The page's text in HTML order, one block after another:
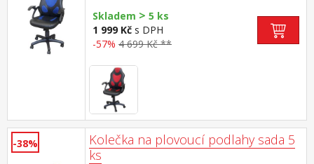
Skladem > 5 ks
1 999 Kč s DPH
-57% 4 699 Kč **
-38%
Kolečka na plovoucí podlahy sada 5
ks